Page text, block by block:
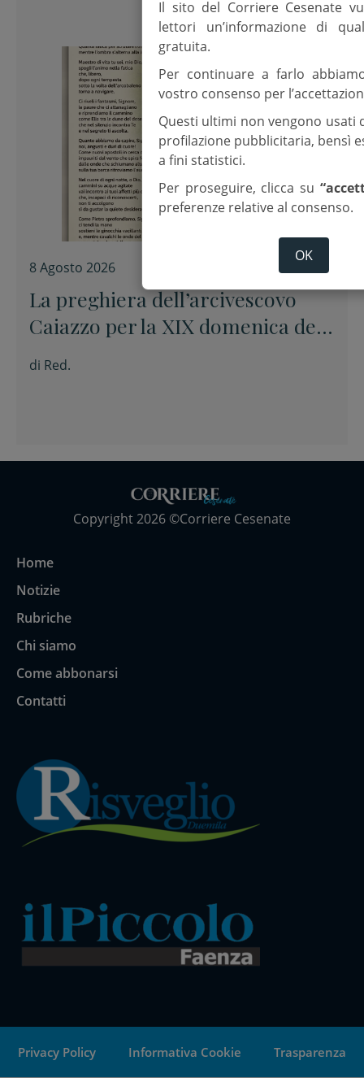
8 Agosto 2026
La preghiera dell’arcivescovo
Caiazzo per la XIX domenica del
Tempo ordinario
di Red.
Copyright 2026 ©Corriere Cesenate
Home
Notizie
Rubriche
Chi siamo
Come abbonarsi
Contatti
Privacy Policy Informativa Cookie Trasparenza
Il sito del Corriere Cesenate
lettori un’informazione di
gratuita.
Per continuare a farlo
vostro consenso per
Questi ultimi non vengono usati
profilazione pubblicitaria, bensì
a fini statistici.
Per proseguire, clicca su
preferenze relative al consenso.
OK